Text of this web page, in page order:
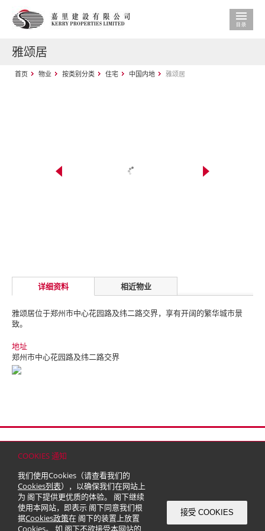
COOKIES 通知
我们使用Cookies（请查看我们的
Cookies列表），以确保我们在网站上
为 阁下提供更优质的体验。 阁下继续
使用本网站，即表示 阁下同意我们根
据Cookies政策在 阁下的装置上放置
Cookies。 如 阁下不欲接受本网站的
接受 COOKIES
雅颂居
首页 物业 按类别分类 住宅 中国内地 雅颂居
详细资料 相近物业
雅颂居位于郑州市中心花园路及纬二路交界，享有开阔的繁华城市景
致。
地址
郑州市中心花园路及纬二路交界
© 2026 嘉里建设有限公司 (于百慕达注册成立之有限公司)